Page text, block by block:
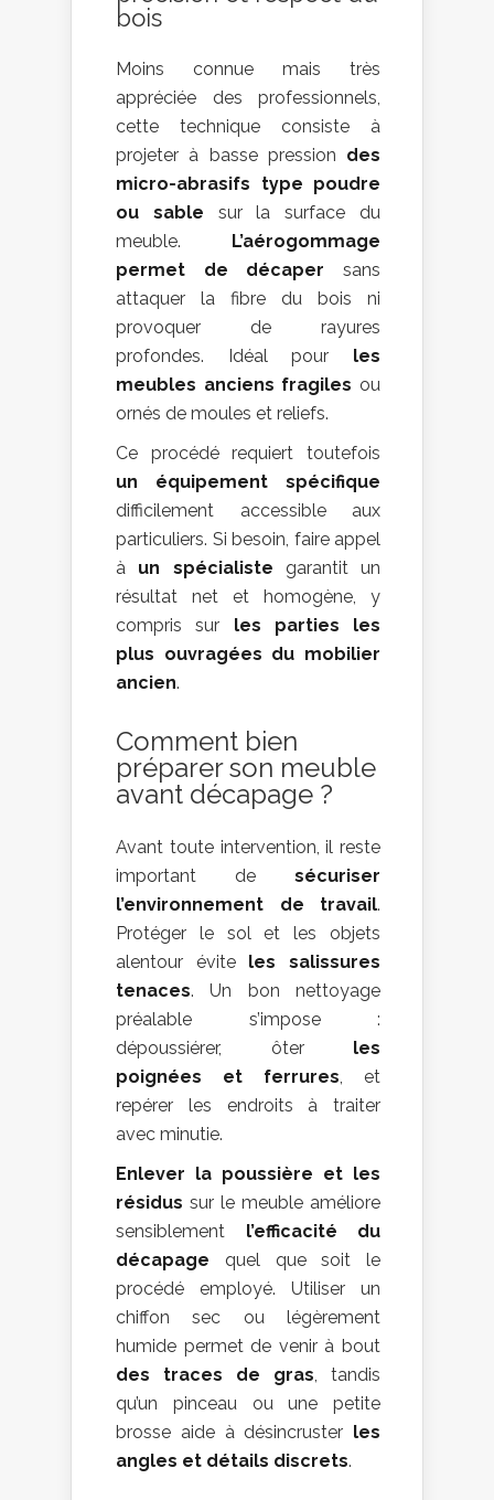
bois
Moins connue mais très
appréciée des professionnels,
cette technique consiste à
projeter à basse pression des
micro-abrasifs type poudre
ou sable sur la surface du
meuble. L’aérogommage
permet de décaper sans
attaquer la fibre du bois ni
provoquer de rayures
profondes. Idéal pour les
meubles anciens fragiles ou
ornés de moules et reliefs.
Ce procédé requiert toutefois
un équipement spécifique
difficilement accessible aux
particuliers. Si besoin, faire appel
à un spécialiste garantit un
résultat net et homogène, y
compris sur les parties les
plus ouvragées du mobilier
ancien.
Comment bien
préparer son meuble
avant décapage ?
Avant toute intervention, il reste
important de sécuriser
l’environnement de travail.
Protéger le sol et les objets
alentour évite les salissures
tenaces. Un bon nettoyage
préalable s’impose :
dépoussiérer, ôter les
poignées et ferrures , et
repérer les endroits à traiter
avec minutie.
Enlever la poussière et les
résidus sur le meuble améliore
sensiblement l’efficacité du
décapage quel que soit le
procédé employé. Utiliser un
chiffon sec ou légèrement
humide permet de venir à bout
des traces de gras , tandis
qu’un pinceau ou une petite
brosse aide à désincruster les
angles et détails discrets.